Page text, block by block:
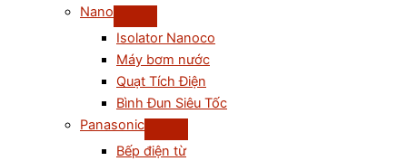
Nano
Isolator Nanoco
Máy bơm nước
Quạt Tích Điện
Bình Đun Siêu Tốc
Panasonic
Bếp điện từ